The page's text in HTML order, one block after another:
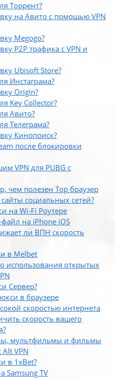
Торрент?
на Авито с помощью VPN
Megogo?
P2P трафика с VPN и
Ubisoft Store?
Инстаграма?
Origin?
Key Collector?
Авито?
Телеграма?
Кинопоиск?
после блокировки
VPN для PUBG с
чем полезен Тор браузер
социальных сетей?
на Wi-Fi Роутере
файл на iPhone iOS
ли ВПН скорость
в Melbet
использования открытых
Сервер?
в браузере
скоростью интернета
скорость вашего
мультфильмы и фильмы
Alt VPN
в 1xBet?
Samsung TV